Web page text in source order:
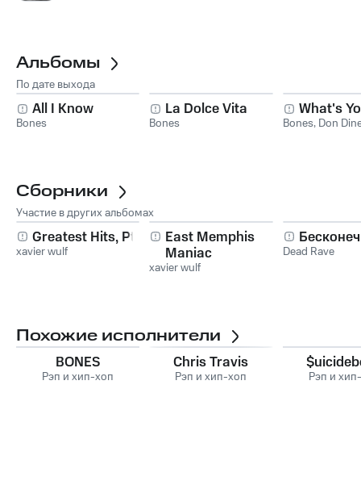
Альбомы
По дате выхода
All I Know
Bones
La Dolce Vita
Bones
What's
Bones, Don
Сборники
Участие в других альбомах
Greatest Hits, Pt. 1
xavier wulf
East Memphis
Maniac
xavier wulf
Dead Rave
Похожие исполнители
BONES
Рэп и хип-хоп
Chris Travis
Рэп и хип-хоп Рэп и